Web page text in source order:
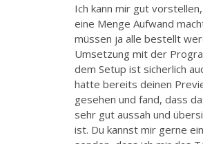
Ich kann mir gut
eine Menge Aufwand
müssen ja alle bestellt
Umsetzung mit der
dem Setup ist sicherlich
hatte bereits deinen
gesehen und fand, dass
sehr gut aussah und
ist. Du kannst mir gerne